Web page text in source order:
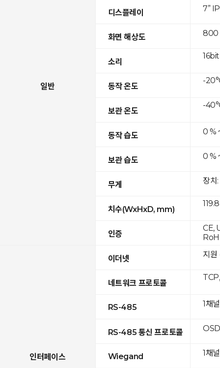
일반
디스플레이
화면 해상도
소리
동작 온도
보관 온도
동작 습도
보관 습도
무게
치수(WxHxD, mm)
인증
인터페이스
이더넷
네트워크 프로토콜
RS-485
RS-485 통신 프로토콜
Wiegand
7”
800
16bit
-
-
0 %
0 %
장치
CE,
지
1채
1채